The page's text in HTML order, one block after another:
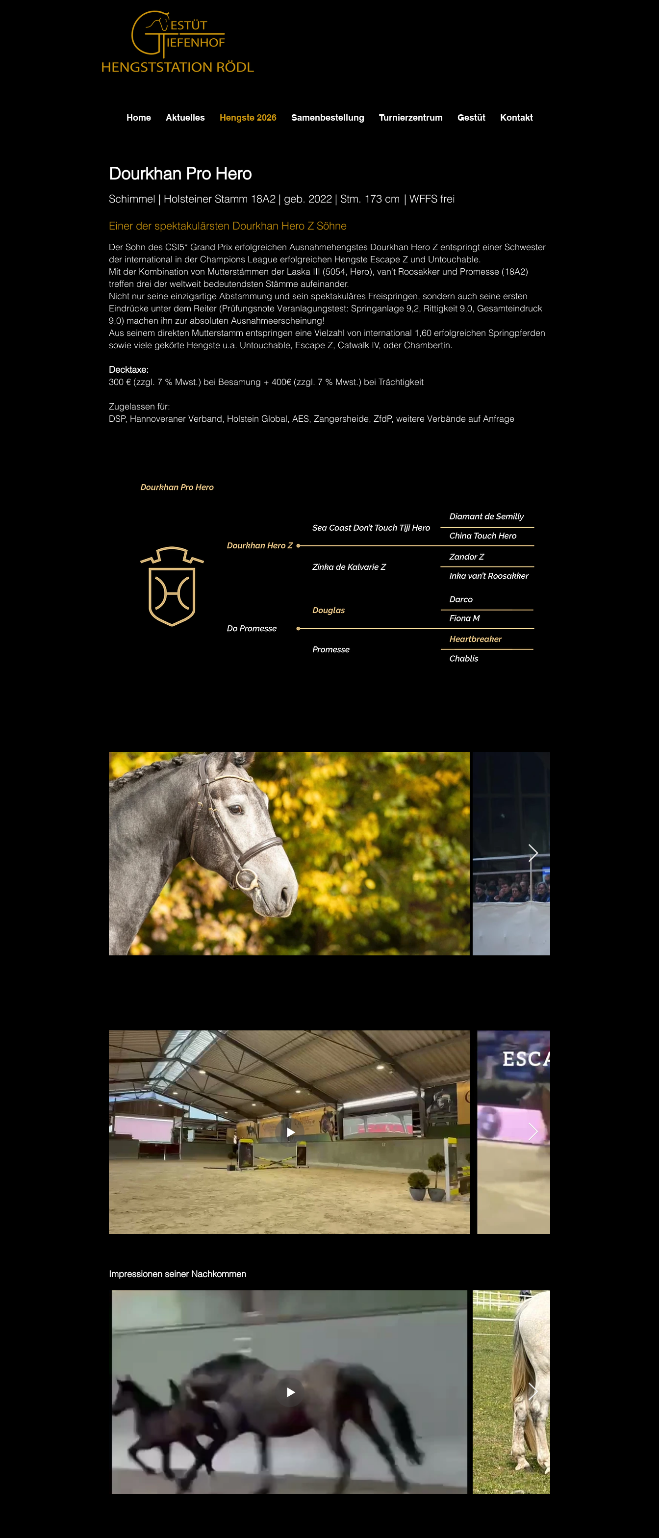
Home Aktuelles Hengste 2026 Samenbestellung Turnierzentrum Gestüt Kontakt
Dourkhan Pro Hero
Schimmel | Holsteiner Stamm 18A2 | geb. 2022 | Stm. 173 cm | WFFS frei
Einer der spektakulärsten Dourkhan Hero Z Söhne
Der Sohn des CSI5* Grand Prix erfolgreichen Ausnahmehengstes Dourkhan Hero Z entspringt einer Schwester
der international in der Champions League erfolgreichen Hengste Escape Z und Untouchable.
Mit der Kombination von Mutterstämmen der Laska III (5054, Hero), van‘t Roosakker und Promesse (18A2)
treffen drei der weltweit bedeutendsten Stämme aufeinander.
Nicht nur seine einzigartige Abstammung und sein spektakuläres Freispringen, sondern auch seine ersten
Eindrücke unter dem Reiter (Prüfungsnote Veranlagungstest: Springanlage 9,2, Rittigkeit 9,0, Gesamteindruck
9,0) machen ihn zur absoluten Ausnahmeerscheinung!
Aus seinem direkten Mutterstamm entspringen eine Vielzahl von international 1,60 erfolgreichen Springpferden
sowie viele gekörte Hengste u.a. Untouchable, Escape Z, Catwalk IV, oder Chambertin.
Decktaxe:
300 € (zzgl. 7 % Mwst.) bei Besamung + 400€ (zzgl. 7 % Mwst.) bei Trächtigkeit
Zugelassen für:
DSP, Hannoveraner Verband, Holstein Global, AES, Zangersheide, ZfdP, weitere Verbände auf Anfrage
Impressionen seiner Nachkommen